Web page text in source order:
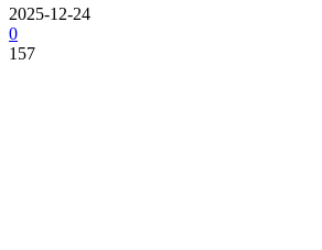
2025-12-24
0
157